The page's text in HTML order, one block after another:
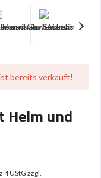
bereits verkauft!
Helm und
4 UStG zzgl.